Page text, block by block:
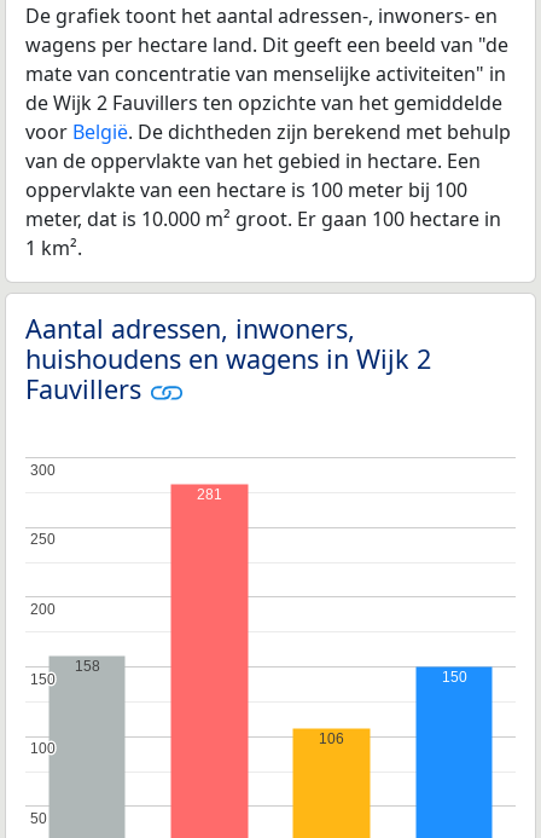
De grafiek toont het aantal adressen-, inwoners- en
wagens per hectare land. Dit geeft een beeld van "de
mate van concentratie van menselijke activiteiten" in
de Wijk 2 Fauvillers ten opzichte van het gemiddelde
voor België. De dichtheden zijn berekend met behulp
van de oppervlakte van het gebied in hectare. Een
oppervlakte van een hectare is 100 meter bij 100
meter, dat is 10.000 m² groot. Er gaan 100 hectare in
1 km².
Aantal adressen, inwoners,
huishoudens en wagens in Wijk 2
Fauvillers
50
50
100
100
150
150
200
200
250
250
300
300
158
281
106
150